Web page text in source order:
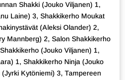
Shakki (Jouko Viljanen) 1,
Laine) 3, Shakkikerho Moukat
(Aleksi Olander) 2,
Mannberg) 2, Salon Shakkikerho
(Jouko Viljanen) 1,
1, Shakkikerho Ninja (Jouko
Kytöniemi) 3, Tampereen